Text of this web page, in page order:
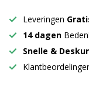
Leveringen
14 dagen
Snelle &